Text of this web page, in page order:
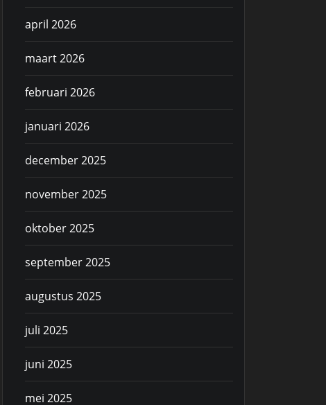
april 2026
maart 2026
februari 2026
januari 2026
december 2025
november 2025
oktober 2025
september 2025
augustus 2025
juli 2025
juni 2025
mei 2025